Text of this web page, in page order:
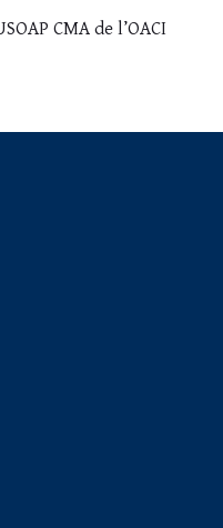
CMA de l’OACI